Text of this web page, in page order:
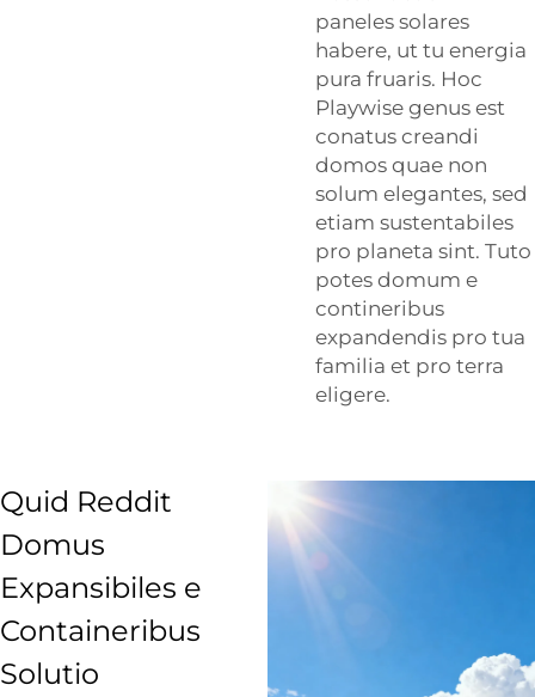
paneles solares
habere, ut tu energia
pura fruaris. Hoc
Playwise genus est
conatus creandi
domos quae non
solum elegantes, sed
etiam sustentabiles
pro planeta sint. Tuto
potes domum e
contineribus
expandendis pro tua
familia et pro terra
eligere.
Quid Reddit
Domus
Expansibiles e
Containeribus
Solutio